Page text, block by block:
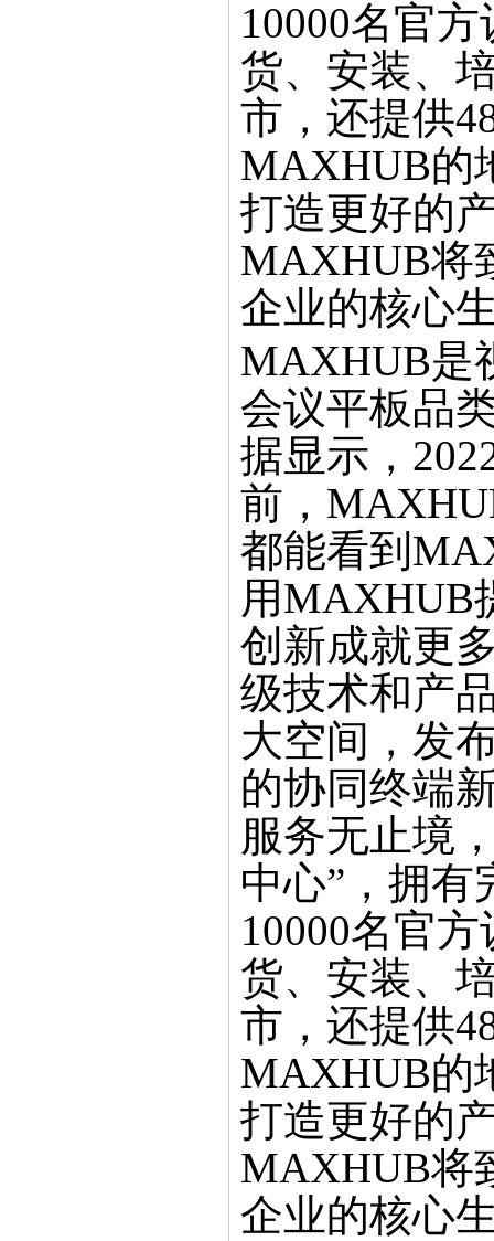
10000名官
货、安装、
市，还提供
MAXHUB的
打造更好的
MAXHUB将
企业的核心
MAXHUB是
会议平板品
据显示，
前，
都能看到
用MAXHUB
创新成就更
级技术和产
大空间，发
的协同终端
服务无止境
中心”，拥有
10000名官
货、安装、
市，还提供
MAXHUB的
打造更好的
MAXHUB将
企业的核心